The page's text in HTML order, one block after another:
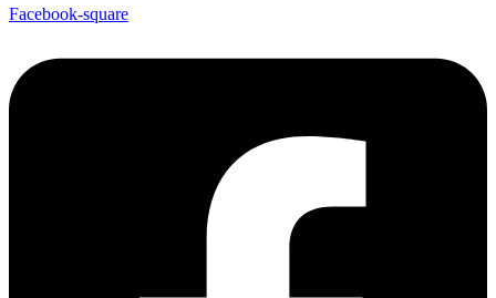
Facebook-square